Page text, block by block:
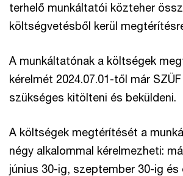
terhelő munkáltatói közteher
költségvetésből kerül
A munkáltatónak a költségek
kérelmét 2024.07.01-től már
szükséges kitölteni és beküldeni.
A költségek megtérítését a
négy alkalommal kérelmezheti:
június 30-ig, szeptember 30-ig és